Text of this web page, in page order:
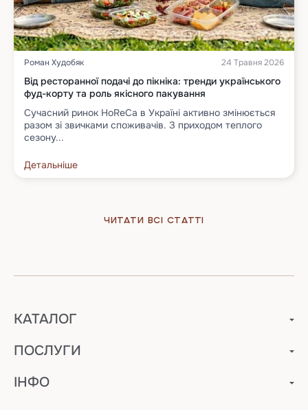
Роман Худобяк 24 Травня 2026
Від ресторанної подачі до пікніка: тренди українського
фуд-корту та роль якісного пакування
Сучасний ринок HoReCa в Україні активно змінюється
разом зі звичками споживачів. З приходом теплого
сезону...
Детальніше
Читати всі статті
КАТАЛОГ
ПОСЛУГИ
ІНФО